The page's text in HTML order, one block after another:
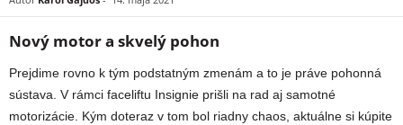
Nový motor a skvelý pohon
Prejdime rovno k tým podstatným zmenám a to je práve pohonná
sústava. V rámci faceliftu Insignie prišli na rad aj samotné
motorizácie. Kým doteraz v tom bol riadny chaos, aktuálne si kúpite